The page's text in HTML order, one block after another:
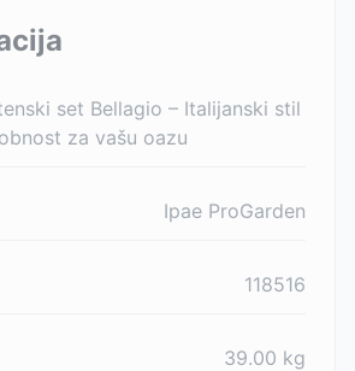
set Bellagio – Italijanski stil
za vašu oazu
Ipae ProGarden
118516
39.00 kg